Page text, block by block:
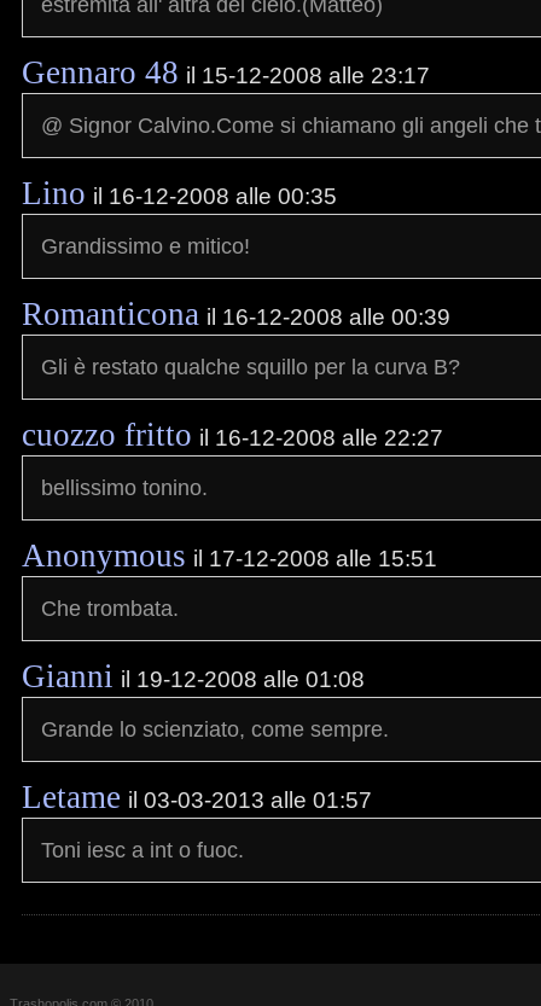
Gennaro 48 il 15-12-2008 alle 23:17
@ Signor Calvino.Come si chiamano gli angeli che
Lino il 16-12-2008 alle 00:35
Grandissimo e mitico!
Romanticona il 16-12-2008 alle 00:39
Gli è restato qualche squillo per la curva B?
cuozzo fritto il 16-12-2008 alle 22:27
bellissimo tonino.
Anonymous il 17-12-2008 alle 15:51
Che trombata.
Gianni il 19-12-2008 alle 01:08
Grande lo scienziato, come sempre.
Letame il 03-03-2013 alle 01:57
Toni iesc a int o fuoc.